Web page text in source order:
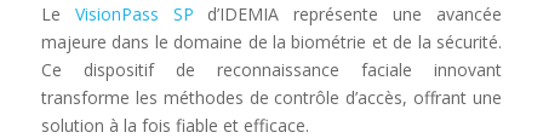
Le VisionPass SP d’IDEMIA représente une avancée
majeure dans le domaine de la biométrie et de la sécurité.
Ce dispositif de reconnaissance faciale innovant
transforme les méthodes de contrôle d’accès, offrant une
solution à la fois fiable et efficace.